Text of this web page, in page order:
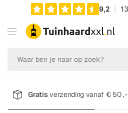
Gratisverzending vanaf € 50 ,-